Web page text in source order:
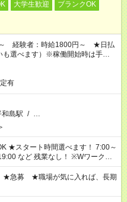
大学生歓迎
ブランクOK
～ 経験者：時給1800円～ ★日払
選べます）※稼働開始時は手続き
。
有
和島駅 / …
～
残業なし！ ※Wワークの
時間超の就業はご案内できませ
以上勤務は社会保険への加入対象
雇い派遣の原則禁止）により、
が難しい場合があります
★急募 ★職場が気に入れば、長期